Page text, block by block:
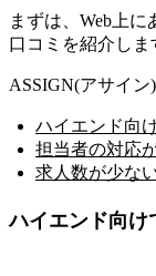
まずは、Web上
口コミを紹介しま
ASSIGN(アサイン
ハイエンド向
担当者の対応
求人数が少な
ハイエンド向け